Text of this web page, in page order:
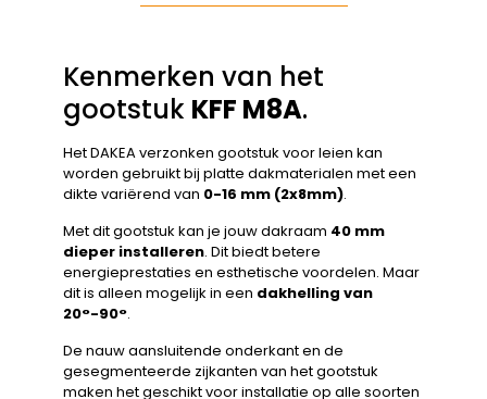
Kenmerken van het
gootstuk KFF M8A.
Het DAKEA verzonken gootstuk voor leien kan
worden gebruikt bij platte dakmaterialen met een
dikte variërend van 0-16 mm (2x8mm).
Met dit gootstuk kan je jouw dakraam 40 mm
dieper installeren. Dit biedt betere
energieprestaties en esthetische voordelen. Maar
dit is alleen mogelijk in een dakhelling van
20°-90°.
De nauw aansluitende onderkant en de
gesegmenteerde zijkanten van het gootstuk
maken het geschikt voor installatie op alle soorten